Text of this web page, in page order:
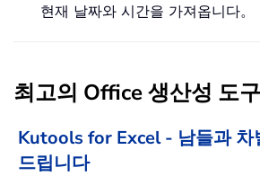
현재 날짜와 시간을 가져옵니다。
최고의 Office 생산성 도구
Kutools for Excel - 남들과 차
드립니다